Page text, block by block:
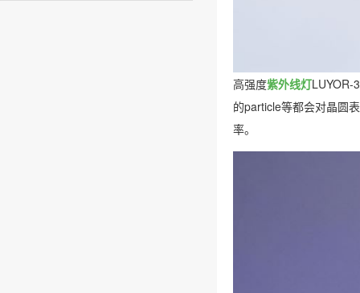
高强度紫外线灯LUYOR-
的particle等都会对晶圆
率。